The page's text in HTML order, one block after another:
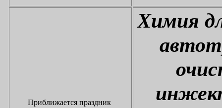
Приближается праздник
Химия